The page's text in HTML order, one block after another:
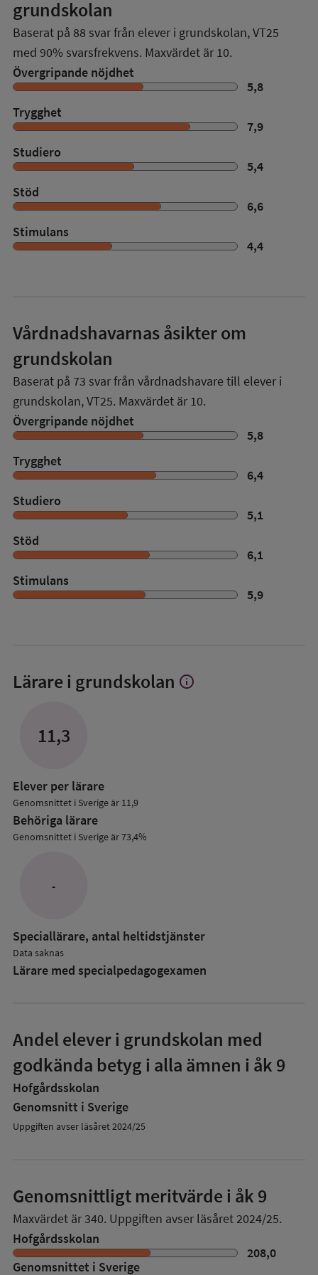
grundskolan
Baserat på 88 svar från elever i grundskolan,VT25
med 90% svarsfrekvens. Maxvärdet är 10.
Övergripande nöjdhet
5,8
Trygghet
7,9
Studiero
5,4
Stöd
6,6
Stimulans
4,4
Vårdnadshavarnas åsikter om
grundskolan
Baserat på 73 svar från vårdnadshavare till elever i
grundskolan,VT25. Maxvärdet är 10.
Övergripande nöjdhet
5,8
Trygghet
6,4
Studiero
5,1
Stöd
6,1
Stimulans
5,9
Lärare i grundskolan Visa
info
11,3
Elever per lärare
Genomsnittet i Sverige är 11,9
Behöriga lärare
Genomsnittet i Sverige är 73,4%
-
Speciallärare, antal heltidstjänster
Data saknas
Lärare med specialpedagog­examen
Andel elever i grundskolan med
godkända betyg i alla ämnen i åk 9
Hofgårdsskolan
Genomsnitt i Sverige
Uppgiften avser läsåret 2024/25
Genomsnittligt meritvärde i åk 9
Maxvärdet är 340. Uppgiften avser läsåret 2024/25.
Hofgårdsskolan
208,0
Genomsnittet i Sverige